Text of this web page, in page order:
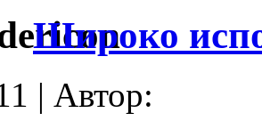
Широко
| Автор: